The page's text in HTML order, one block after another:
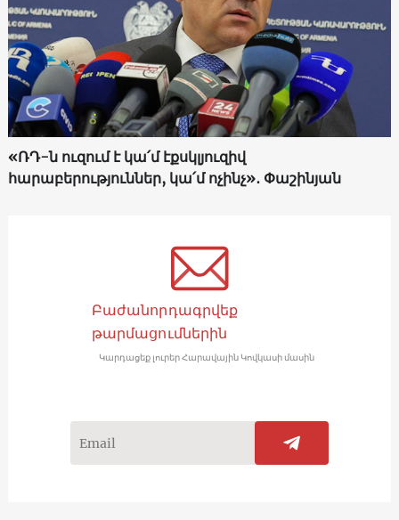
«ՌԴ-ն ուզում է կա՛մ էքսկլյուզիվ
հարաբերություններ, կա՛մ ոչինչ»․ Փաշինյան
Բաժանորդագրվեք
թարմացումներին
Կարդացեք լուրեր Հարավային Կովկասի մասին